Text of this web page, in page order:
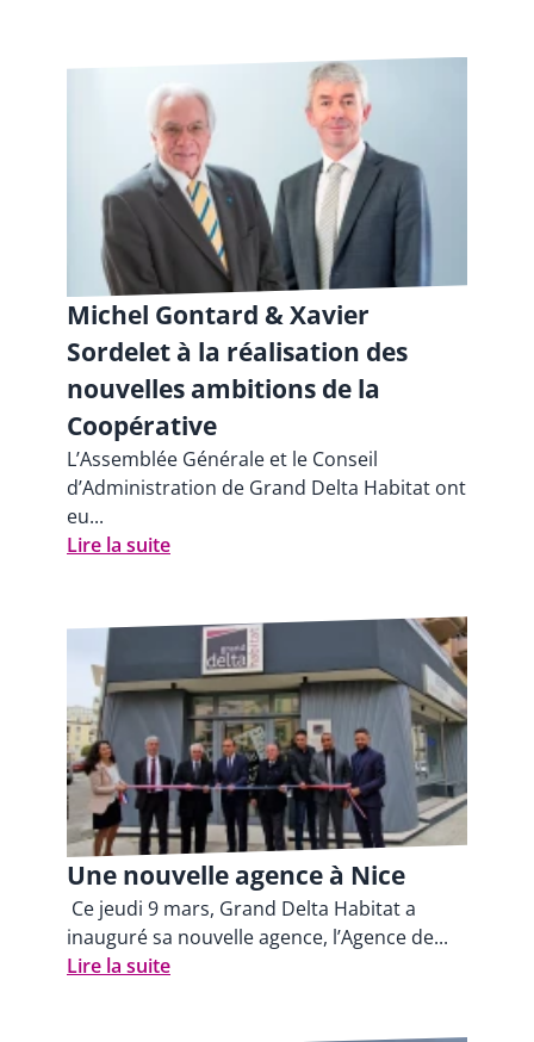
Michel Gontard & Xavier
Sordelet à la réalisation des
nouvelles ambitions de la
Coopérative
L’Assemblée Générale et le Conseil
d’Administration de Grand Delta Habitat ont
eu...
Lire la suite
Une nouvelle agence à Nice
Ce jeudi 9 mars, Grand Delta Habitat a
inauguré sa nouvelle agence, l’Agence de...
Lire la suite